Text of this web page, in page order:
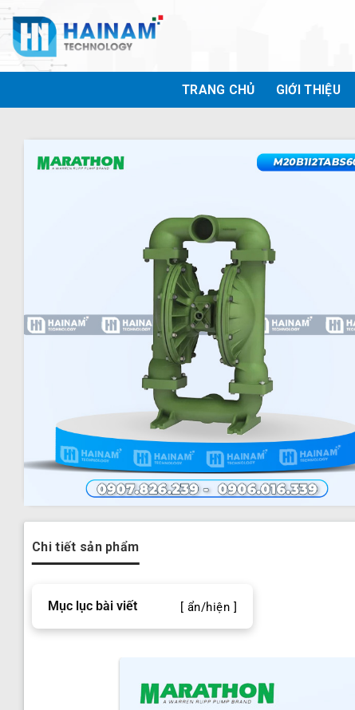
Bỏ
qua
nội
dung
TRANG CHỦ GIỚI THIỆU
Chi tiết sản phẩm
Mục lục bài viết [ ẩn/hiện ]